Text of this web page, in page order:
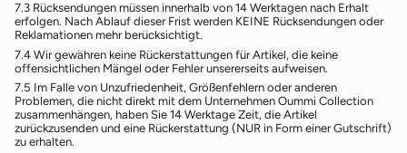
7.3 Rücksendungen müssen innerhalb von 14 Werktagen nach Erhalt
erfolgen. Nach Ablauf dieser Frist werden KEINE Rücksendungen oder
Reklamationen mehr berücksichtigt.
7.4 Wir gewähren keine Rückerstattungen für Artikel, die keine
offensichtlichen Mängel oder Fehler unsererseits aufweisen.
7.5 Im Falle von Unzufriedenheit, Größenfehlern oder anderen
Problemen, die nicht direkt mit dem Unternehmen Oummi Collection
zusammenhängen, haben Sie 14 Werktage Zeit, die Artikel
zurückzusenden und eine Rückerstattung (NUR in Form einer Gutschrift)
zu erhalten.